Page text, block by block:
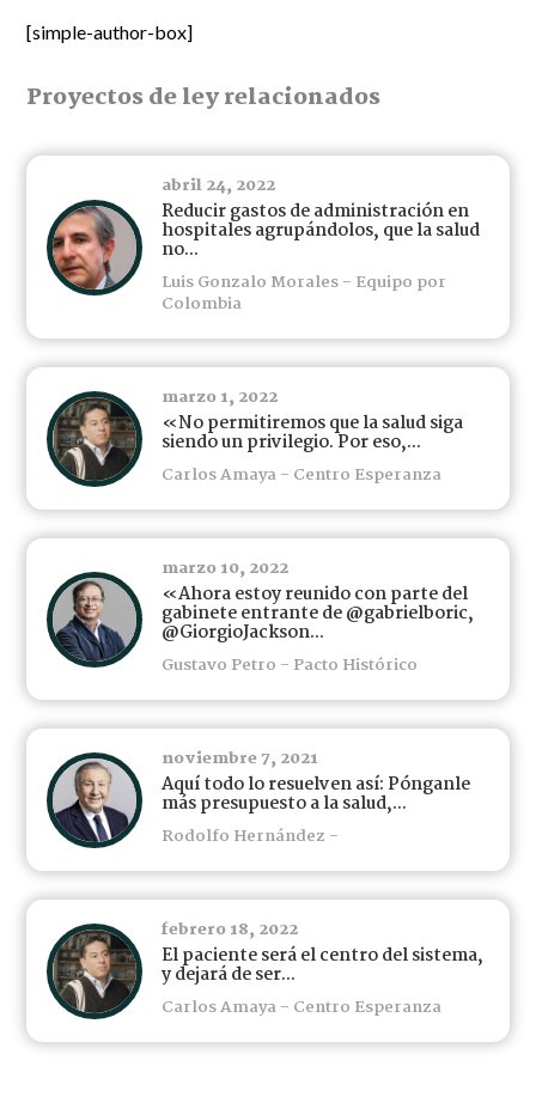
[simple-author-box]
Proyectos de ley relacionados
abril 24, 2022
Reducir gastos de administración en
hospitales agrupándolos, que la salud
no...
Luis Gonzalo Morales - Equipo por
Colombia
marzo 1, 2022
«No permitiremos que la salud siga
siendo un privilegio. Por eso,...
Carlos Amaya - Centro Esperanza
marzo 10, 2022
«Ahora estoy reunido con parte del
gabinete entrante de @gabrielboric,
@GiorgioJackson...
Gustavo Petro - Pacto Histórico
noviembre 7, 2021
Aquí todo lo resuelven así: Pónganle
más presupuesto a la salud,...
Rodolfo Hernández -
febrero 18, 2022
El paciente será el centro del sistema,
y dejará de ser...
Carlos Amaya - Centro Esperanza